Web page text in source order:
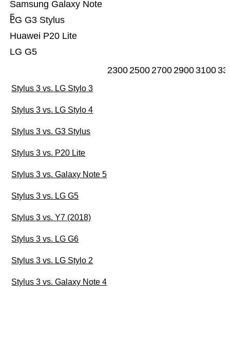
LG G5
Huawei P20 Lite
LG G3 Stylus
Samsung Galaxy Note
5
23002500270029003100
Stylus 3 vs. LG Stylo 3
Stylus 3 vs. LG Stylo 4
Stylus 3 vs. G3 Stylus
Stylus 3 vs. P20 Lite
Stylus 3 vs. Galaxy Note 5
Stylus 3 vs. LG G5
Stylus 3 vs. Y7 (2018)
Stylus 3 vs. LG G6
Stylus 3 vs. LG Stylo 2
Stylus 3 vs. Galaxy Note 4